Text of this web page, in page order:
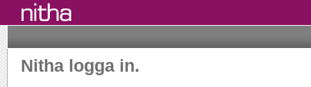
Nitha logga in.